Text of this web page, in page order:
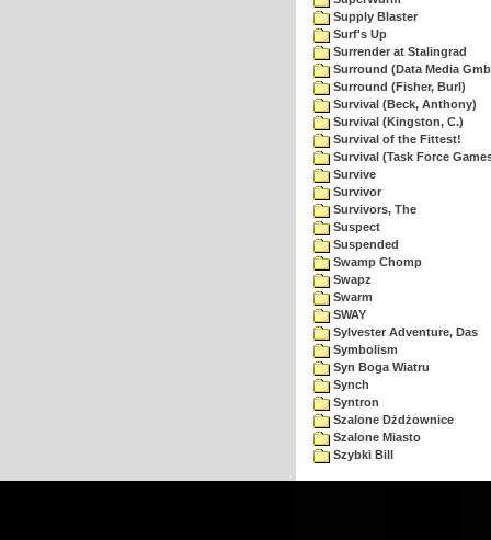
Supply Blaster
Surf's Up
Surrender at Stalingrad
Surround (Data Media
Surround (Fisher, Burl)
Survival (Beck, Anthony)
Survival (Kingston, C.)
Survival of the Fittest!
Survival (Task Force
Survive
Survivor
Survivors, The
Suspect
Suspended
Swamp Chomp
Swapz
Swarm
SWAY
Sylvester Adventure, Das
Symbolism
Syn Boga Wiatru
Synch
Syntron
Szalone Dżdżownice
Szalone Miasto
Szybki Bill